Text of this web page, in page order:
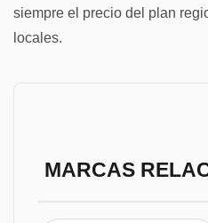
siempre el precio del plan
locales.
MARCAS